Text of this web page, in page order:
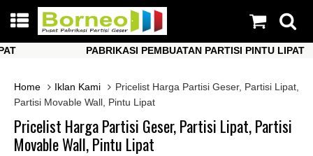
PABRIKASI PEMBUATAN PARTISI PINTU LIPAT
Home
Iklan Kami
Pricelist Harga Partisi Geser, Partisi Lipat,
Partisi Movable Wall, Pintu Lipat
Pricelist Harga Partisi Geser, Partisi Lipat, Partisi
Movable Wall, Pintu Lipat